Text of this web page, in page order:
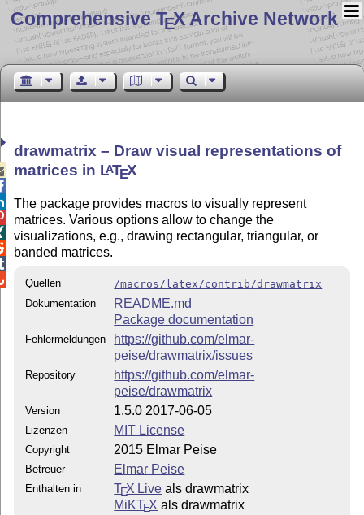
Comprehensive TEX Archive Network
drawmatrix – Draw visual representations of
matrices in LATEX
The package provides macros to visually represent
matrices. Various options allow to change the
visualizations, e.g., drawing rectangular, triangular, or
banded matrices.
Quellen
/macros/latex/contrib/drawmatrix
Dokumentation
README.md
Package documentation
Fehlermeldungen
https://github.com/elmar-
peise/drawmatrix/issues
Repository
https://github.com/elmar-
peise/drawmatrix
Version 1.5.0 2017-06-05
Lizenzen MIT License
Copyright 2015 Elmar Peise
Betreuer Elmar Peise
Enthalten in TEX Live als drawmatrix
MiKTEX als drawmatrix